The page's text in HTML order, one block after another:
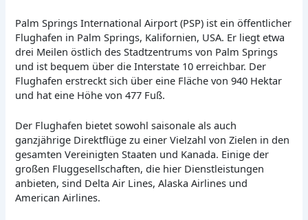
Palm Springs International Airport (PSP) ist ein öffentlicher
Flughafen in Palm Springs, Kalifornien, USA. Er liegt etwa
drei Meilen östlich des Stadtzentrums von Palm Springs
und ist bequem über die Interstate 10 erreichbar. Der
Flughafen erstreckt sich über eine Fläche von 940 Hektar
und hat eine Höhe von 477 Fuß.
Der Flughafen bietet sowohl saisonale als auch
ganzjährige Direktflüge zu einer Vielzahl von Zielen in den
gesamten Vereinigten Staaten und Kanada. Einige der
großen Fluggesellschaften, die hier Dienstleistungen
anbieten, sind Delta Air Lines, Alaska Airlines und
American Airlines.